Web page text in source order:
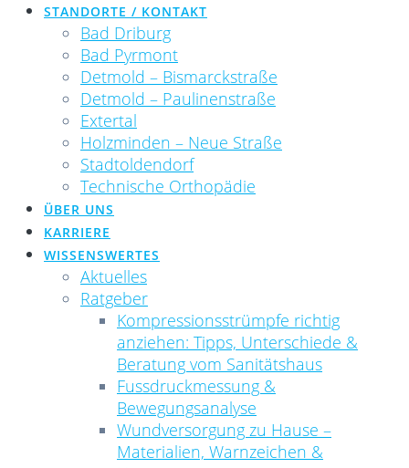
STANDORTE / KONTAKT
Bad Driburg
Bad Pyrmont
Detmold – Bismarckstraße
Detmold – Paulinenstraße
Extertal
Holzminden – Neue Straße
Stadtoldendorf
Technische Orthopädie
ÜBER UNS
KARRIERE
WISSENSWERTES
Aktuelles
Ratgeber
Kompressionsstrümpfe richtig
anziehen: Tipps, Unterschiede &
Beratung vom Sanitätshaus
Fussdruckmessung &
Bewegungsanalyse
Wundversorgung zu Hause –
Materialien, Warnzeichen &